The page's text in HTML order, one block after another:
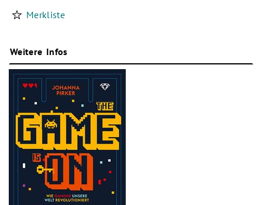
Merkliste
Weitere Infos